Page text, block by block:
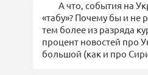
А что, события на
«табу»? Почему бы и не
тем более из разряда
процент новостей про
большой (как и про